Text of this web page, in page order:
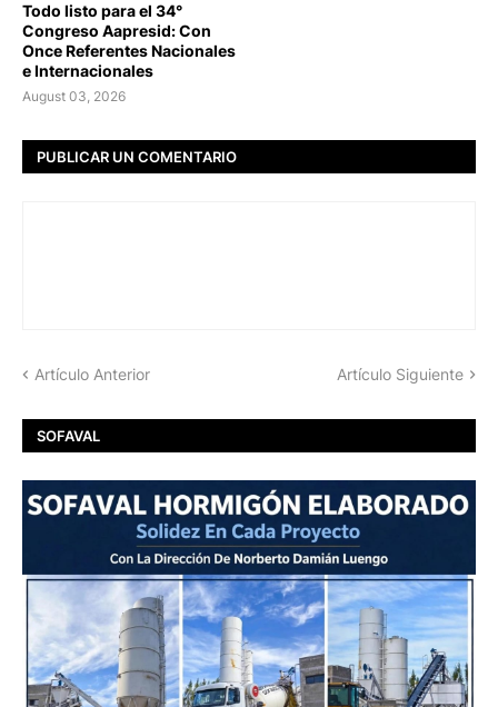
Todo listo para el 34°
Congreso Aapresid: Con
Once Referentes Nacionales
e Internacionales
August 03, 2026
PUBLICAR UN COMENTARIO
Artículo Anterior Artículo Siguiente
SOFAVAL